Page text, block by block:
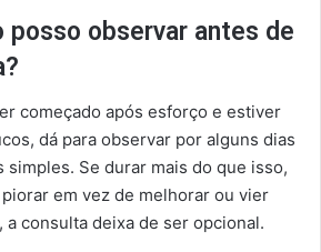
posso observar antes de
começado após esforço e estiver
dá para observar por alguns dias
simples. Se durar mais do que isso,
em vez de melhorar ou vier
consulta deixa de ser opcional.